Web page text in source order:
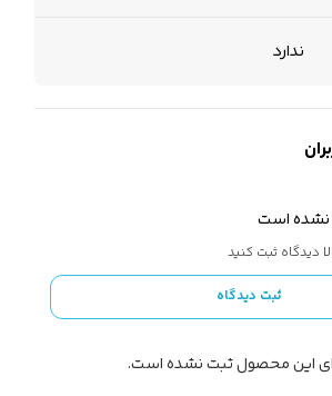
ندارد
نشده است
دیدگاه ثبت کنید
ثبت دیدگاه
این محصول ثبت نشده است.